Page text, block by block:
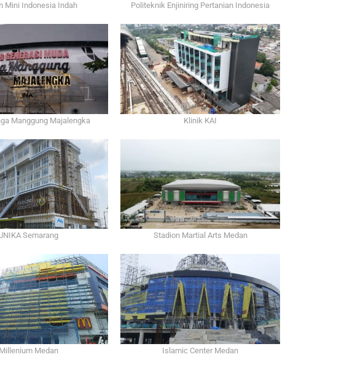
Mini Indonesia Indah Politeknik Enjiniring Pertanian Indonesia
Manggung Majalengka Klinik KAI
Semarang Stadion Martial Arts Medan
Millenium Medan Islamic Center Medan